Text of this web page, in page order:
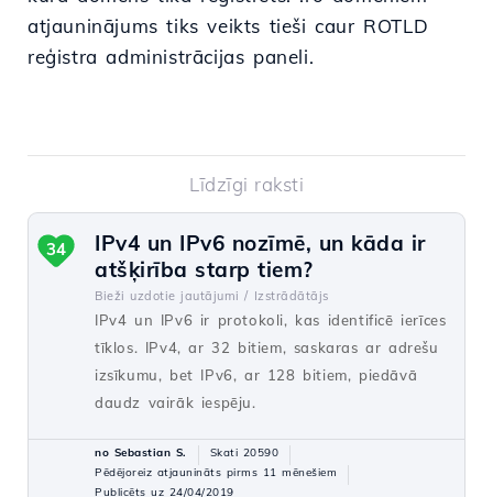
atjauninājums tiks veikts tieši caur ROTLD
reģistra administrācijas paneli.
Līdzīgi raksti
IPv4 un IPv6 nozīmē, un kāda ir
atšķirība starp tiem?
Bieži uzdotie jautājumi / Izstrādātājs
IPv4 un IPv6 ir protokoli, kas identificē ierīces
tīklos. IPv4, ar 32 bitiem, saskaras ar adrešu
izsīkumu, bet IPv6, ar 128 bitiem, piedāvā
daudz vairāk iespēju.
34
no Sebastian S.
Skati 20590
Pēdējoreiz atjaunināts pirms 11 mēnešiem
Publicēts uz 24/04/2019